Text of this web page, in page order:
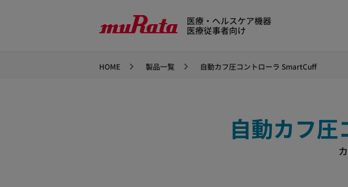
医療・ヘルスケア機器
医療従事者向け
HOME 製品一覧 自動カフ圧コントローラ SmartCuff
自動カフ